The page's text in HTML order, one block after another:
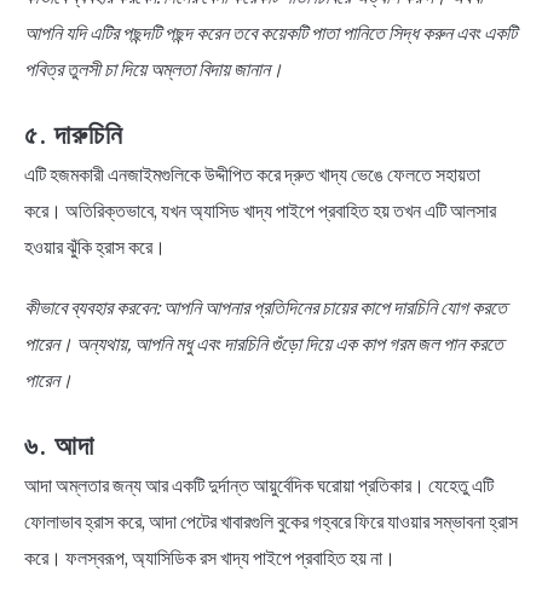
আপনি যদি এটির পছন্দটি পছন্দ করেন তবে কয়েকটি পাতা পানিতে সিদ্ধ করুন এবং একটি
পবিত্র তুলসী চা দিয়ে অম্লতা বিদায় জানান।
৫. দারুচিনি
এটি হজমকারী এনজাইমগুলিকে উদ্দীপিত করে দ্রুত খাদ্য ভেঙে ফেলতে সহায়তা
করে। অতিরিক্তভাবে, যখন অ্যাসিড খাদ্য পাইপে প্রবাহিত হয় তখন এটি আলসার
হওয়ার ঝুঁকি হ্রাস করে।
কীভাবে ব্যবহার করবেন: আপনি আপনার প্রতিদিনের চায়ের কাপে দারচিনি যোগ করতে
পারেন। অন্যথায়, আপনি মধু এবং দারচিনি গুঁড়ো দিয়ে এক কাপ গরম জল পান করতে
পারেন।
৬. আদা
আদা অম্লতার জন্য আর একটি দুর্দান্ত আয়ুর্বেদিক ঘরোয়া প্রতিকার। যেহেতু এটি
ফোলাভাব হ্রাস করে, আদা পেটের খাবারগুলি বুকের গহ্বরে ফিরে যাওয়ার সম্ভাবনা হ্রাস
করে। ফলস্বরূপ, অ্যাসিডিক রস খাদ্য পাইপে প্রবাহিত হয় না।